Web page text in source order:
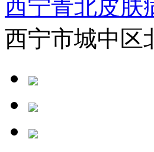
西宁青北皮肤
西宁市城中区